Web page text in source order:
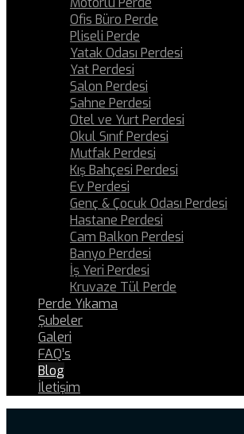
Ofis Büro Perde
Pliseli Perde
Yatak Odası Perdesi
Yat Perdesi
Salon Perdesi
Sahne Perdesi
Otel ve Yurt Perdesi
Okul Sınıf Perdesi
Mutfak Perdesi
Kış Bahçesi Perdesi
Ev Perdesi
Genç & Çocuk Odası Perdesi
Hastane Perdesi
Cam Balkon Perdesi
Banyo Perdesi
İş Yeri Perdesi
Kruvaze Tül Perde
Perde Yıkama
Şubeler
Galeri
FAQ’s
Blog
İletişim